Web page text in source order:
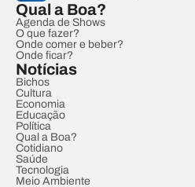
Qual a Boa?
Agenda de Shows
O que fazer?
Onde comer e beber?
Onde ficar?
Notícias
Bichos
Cultura
Economia
Educação
Política
Qual a Boa?
Cotidiano
Saúde
Tecnologia
Meio Ambiente